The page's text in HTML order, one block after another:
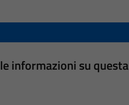
informazioni su questa